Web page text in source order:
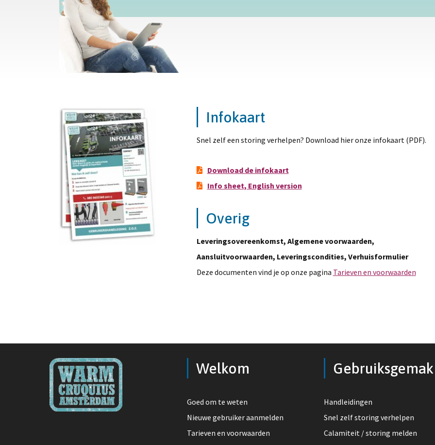
Infokaart
Snel zelf een storing verhelpen? Download hier onze infokaart (PDF).
Download de infokaart
Info sheet, English version
Overig
Leveringsovereenkomst, Algemene voorwaarden,
Aansluitvoorwaarden, Leveringscondities, Verhuisformulier
Deze documenten vind je op onze pagina Tarieven en voorwaarden
Welkom
Goed om te weten
Nieuwe gebruiker aanmelden
Tarieven en voorwaarden
Gebruiksgemak
Handleidingen
Snel zelf storing verhelpen
Calamiteit / storing melden